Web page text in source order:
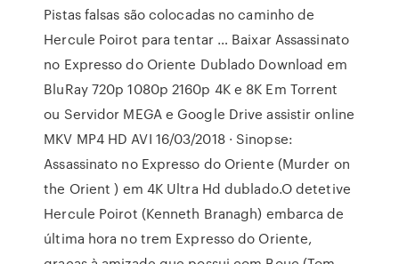
Pistas falsas são colocadas no caminho de
Hercule Poirot para tentar … Baixar Assassinato
no Expresso do Oriente Dublado Download em
BluRay 720p 1080p 2160p 4K e 8K Em Torrent
ou Servidor MEGA e Google Drive assistir online
MKV MP4 HD AVI 16/03/2018 · Sinopse:
Assassinato no Expresso do Oriente (Murder on
the Orient ) em 4K Ultra Hd dublado.O detetive
Hercule Poirot (Kenneth Branagh) embarca de
última hora no trem Expresso do Oriente,